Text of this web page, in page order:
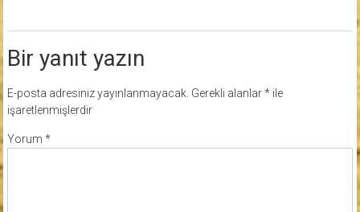
Bir yanıt yazın
E-posta adresiniz yayınlanmayacak. Gerekli alanlar*ile
işaretlenmişlerdir
Yorum *